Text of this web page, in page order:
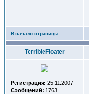
В начало страницы
TerribleFloater
Регистрация: 25.11.2007
Сообщений: 1763